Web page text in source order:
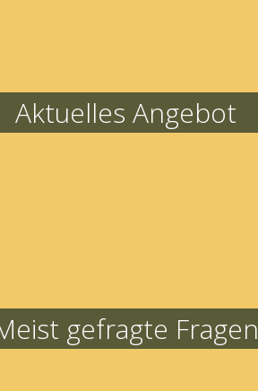
Aktuelles Angebot
gefragte Fragen